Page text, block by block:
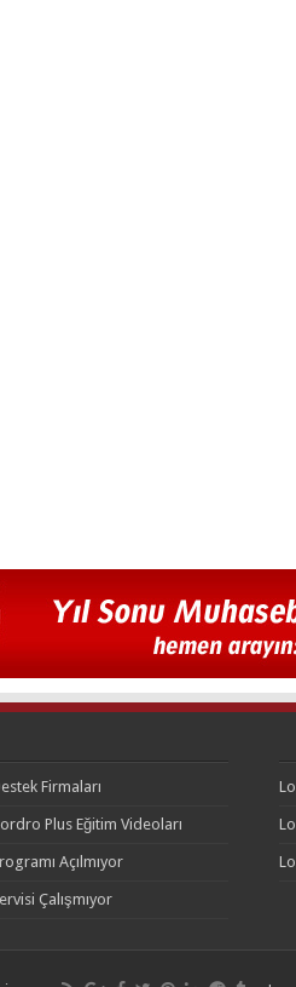
Firmaları
Plus Eğitim Videoları
Açılmıyor
Çalışmıyor